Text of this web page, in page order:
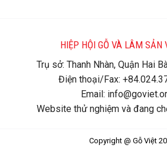
HIỆP HỘI GỖ VÀ LÂM SẢN
Trụ sở: Thanh Nhàn, Quận Hai
Điện thoại/Fax:
Email:
Website thử nghiệm và đang
Copyright @ Gỗ Việt